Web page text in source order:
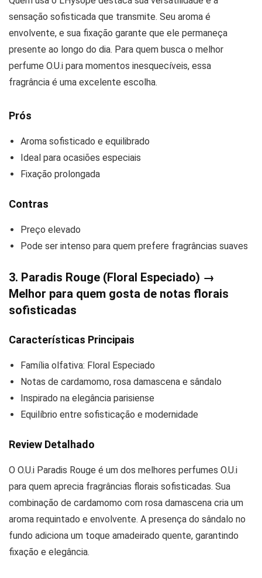
sensação sofisticada que transmite. Seu aroma é
envolvente, e sua fixação garante que ele permaneça
presente ao longo do dia. Para quem busca o melhor
perfume O.U.i para momentos inesquecíveis, essa
fragrância é uma excelente escolha.
Prós
Aroma sofisticado e equilibrado
Ideal para ocasiões especiais
Fixação prolongada
Contras
Preço elevado
Pode ser intenso para quem prefere fragrâncias suaves
3. Paradis Rouge (Floral Especiado) →
Melhor para quem gosta de notas florais
sofisticadas
Características Principais
Família olfativa: Floral Especiado
Notas de cardamomo, rosa damascena e sândalo
Inspirado na elegância parisiense
Equilíbrio entre sofisticação e modernidade
Review Detalhado
O O.U.i Paradis Rouge é um dos melhores perfumes O.U.i
para quem aprecia fragrâncias florais sofisticadas. Sua
combinação de cardamomo com rosa damascena cria um
aroma requintado e envolvente. A presença do sândalo no
fundo adiciona um toque amadeirado quente, garantindo
fixação e elegância.